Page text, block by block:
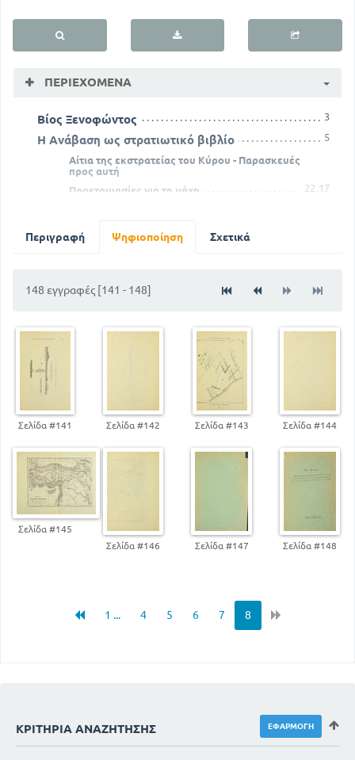
ΠΕΡΙΕΧΌΜΕΝΑ
Βίος Ξενοφώντος 3
Η Ανάβαση ως στρατιωτικό βιβλίο 5
Αίτια της εκστρατείας του Κύρου - Παρασκευές
προς αυτή
17
Προετοιμασίες για τη μάχη
22
Πορεία δια της Αρμενείας της προς εσπέραν
86
Σύσταση του ελληνικού στρατεύματος 132
Περιγραφή Ψηφιοποίηση Σχετικά
148 εγγραφές [141 - 148]
Σελίδα #141 Σελίδα #142 Σελίδα #143 Σελίδα #144
Σελίδα #145
Σελίδα #146
Σελίδα #147 Σελίδα #148
1 ... 4 5 6 7 8
ΚΡΙΤΉΡΙΑ ΑΝΑΖΉΤΗΣΗΣ